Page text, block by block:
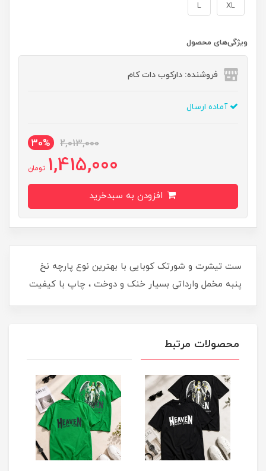
XL
L
ویژگی‌های محصول
فروشنده: دارکوب دات کام
آماده ارسال
2,013,000
30%
1,415,000 تومان
ست تیشرت و شورتک کوبایی با بهترین نوع پارچه نخ
پنبه مخمل وارداتی بسیار خنک و دوخت ، چاپ با کیفیت
محصولات مرتبط